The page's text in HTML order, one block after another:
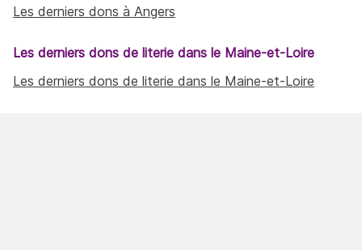
Les derniers dons à Angers
Les derniers dons de literie dans le Maine-et-Loire
Les derniers dons de literie dans le Maine-et-Loire